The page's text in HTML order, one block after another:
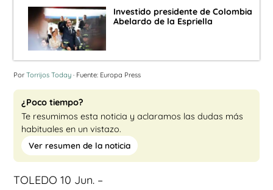
Investido presidente de Colombia
Abelardo de la Espriella
Por Torrijos Today · Fuente: Europa Press
¿Poco tiempo?
Te resumimos esta noticia y aclaramos las dudas más
habituales en un vistazo.
Ver resumen de la noticia
TOLEDO 10 Jun. –